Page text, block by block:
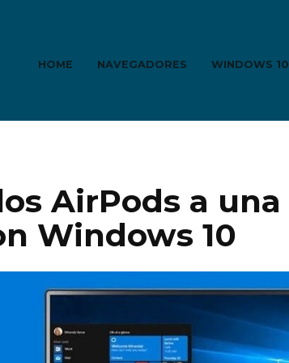
HOME NAVEGADORES WINDOWS 10
AirPods a una
Windows 10